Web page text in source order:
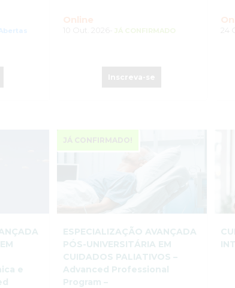
Online
JÁ CONFIRMADO
e
JÁ CONFIRMADO!
ESPECIALIZAÇÃO AVANÇADA
PÓS-UNIVERSITÁRIA EM
CUIDADOS PALIATIVOS –
Advanced Professional
Program –